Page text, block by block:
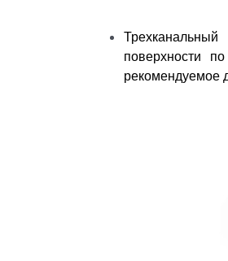
поверхности
рекомендуемое